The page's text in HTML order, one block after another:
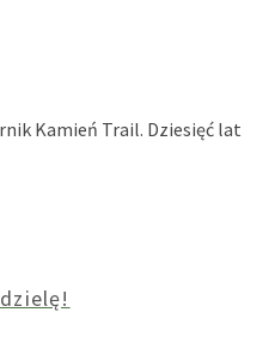
Kamień Trail. Dziesięć lat